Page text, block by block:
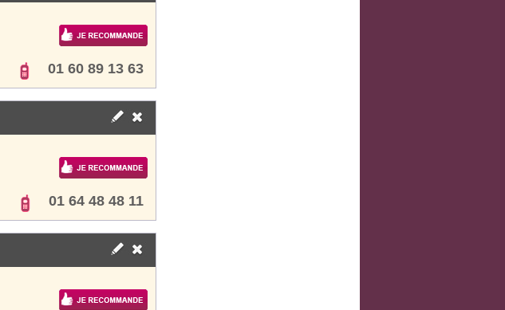
01 60 89 13 63
01 64 48 48 11